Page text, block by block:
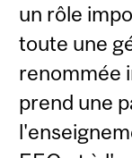
un rôle
toute une
renommée
prend une